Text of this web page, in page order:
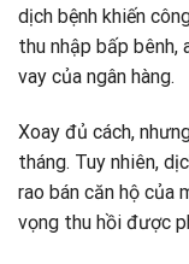
dịch bệnh khiến
thu nhập bấp bênh,
vay của ngân hàng.
Xoay đủ cách,
tháng. Tuy nhiên,
rao bán căn hộ của
vọng thu hồi được